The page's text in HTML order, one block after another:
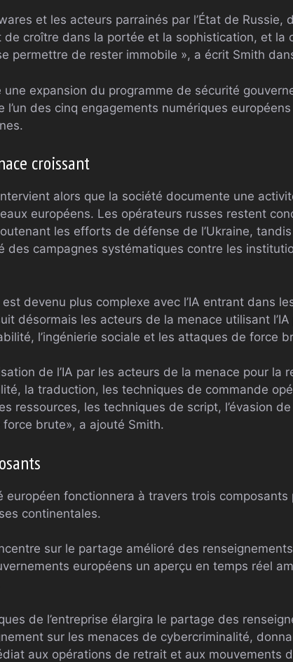
et les acteurs parrainés par l’État de Russie,
de croître dans la portée et la sophistication, et la
permettre de rester immobile », a écrit Smith
une expansion du programme de sécurité
des cinq engagements numériques
croissant
alors que la société documente une
européens. Les opérateurs russes restent
les efforts de défense de l’Ukraine,
des campagnes systématiques contre les
devenu plus complexe avec l’IA entrant dans
désormais les acteurs de la menace utilisant
l’ingénierie sociale et les attaques de force
de l’IA par les acteurs de la menace pour la
la traduction, les techniques de commande
ressources, les techniques de script, l’évasion
brute», a ajouté Smith.
européen fonctionnera à travers trois composants
continentales.
sur le partage amélioré des
européens un aperçu en temps réel
de l’entreprise élargira le partage des
sur les menaces de cybercriminalité,
aux opérations de retrait et aux mouvements